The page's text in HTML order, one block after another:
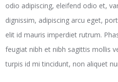
odio adipiscing, eleifend odio et,
dignissim, adipiscing arcu eget,
elit id mauris imperdiet rutrum.
feugiat nibh et nibh sagittis mollis
turpis id mi tincidunt, non aliquet